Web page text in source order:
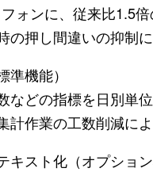
ォンに、従来比1.5
押し間違いの抑制に
準機能）
などの指標を日別単
計作業の工数削減に
キスト化（オプション